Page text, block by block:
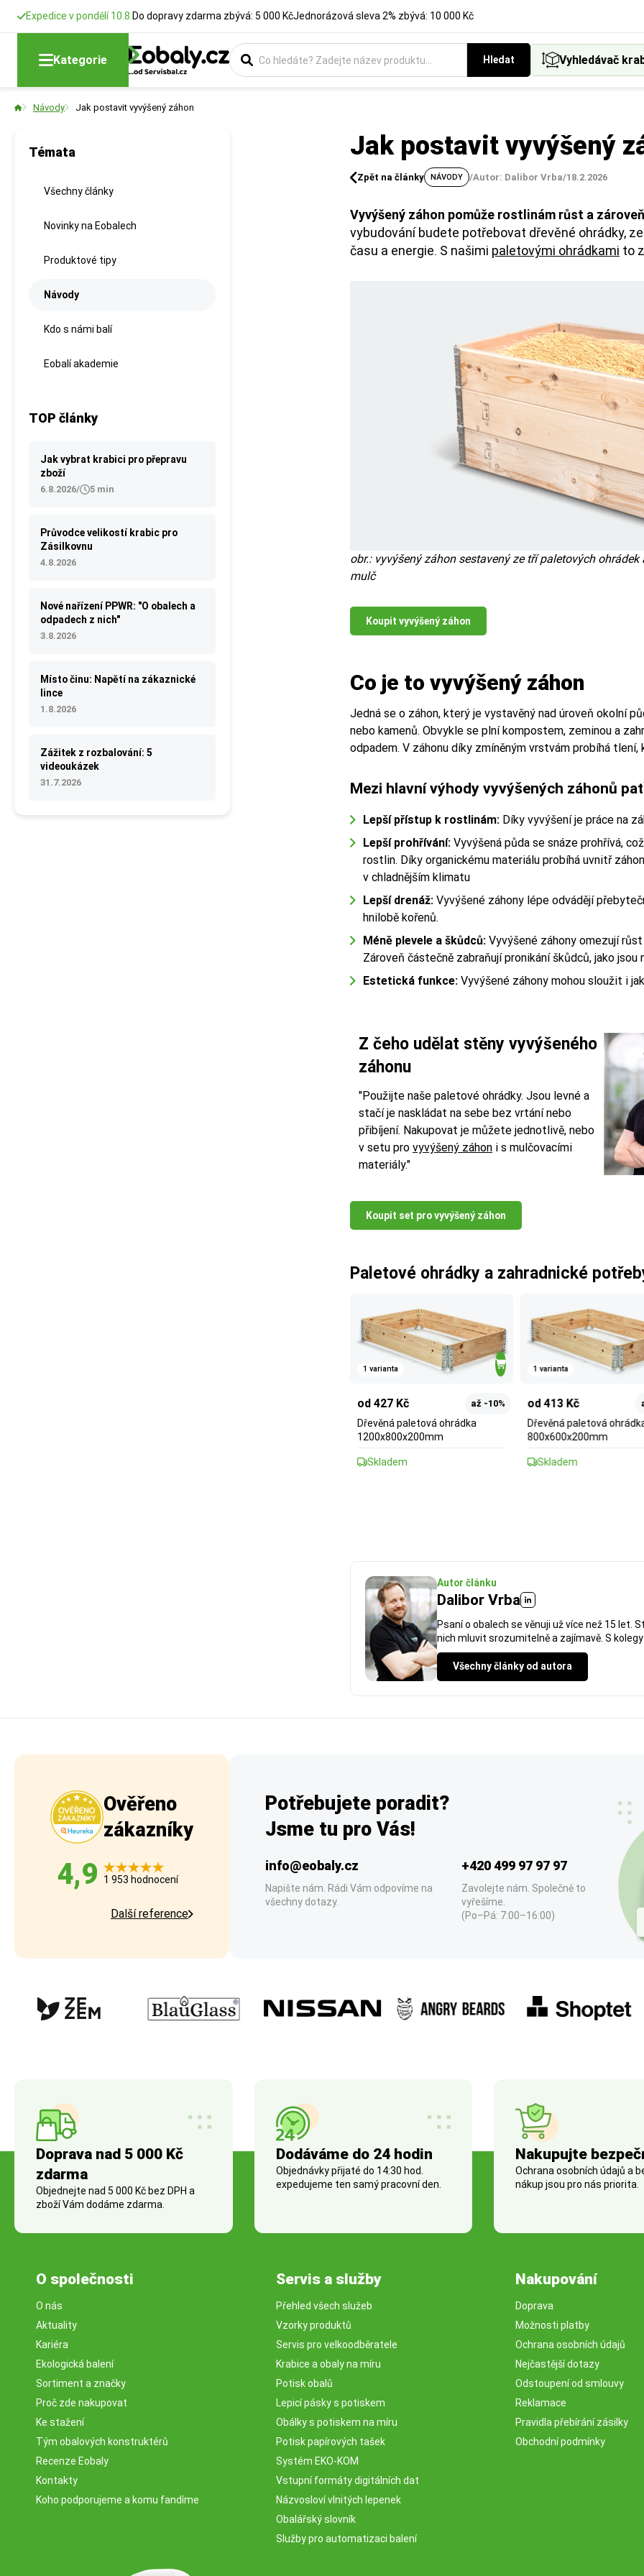
Expedice v pondělí 10.8. Do dopravy zdarma zbývá: 5 000 KčJednorázová sleva 2% zbývá: 10 000 Kč
Kategorie Hledat Vyhledávač
Návody Jak postavit vyvýšený záhon
Témata
Všechny články
Novinky na Eobalech
Produktové tipy
Návody
Kdo s námi balí
Eobalí akademie
TOP články
Jak vybrat krabici pro přepravu
zboží
6.8.2026/ 5 min
Průvodce velikostí krabic pro
Zásilkovnu
4.8.2026
Nové nařízení PPWR: "O obalech a
odpadech z nich"
3.8.2026
Místo činu: Napětí na zákaznické
lince
1.8.2026
Zážitek z rozbalování: 5
videoukázek
31.7.2026
Jak postavit vyvýšený
Zpět na články NÁVODY /Autor: Dalibor Vrba/18.2.2026
Vyvýšený záhon pomůže rostlinám růst a
vybudování budete potřebovat dřevěné ohrádky,
času a energie. S našimi paletovými ohrádkami to
obr.: vyvýšený záhon sestavený ze tří paletových
mulč
Koupit vyvýšený záhon
Co je to vyvýšený záhon
Jedná se o záhon, který je vystavěný nad úroveň okolní
nebo kamenů. Obvykle se plní kompostem, zeminou a
odpadem. V záhonu díky zmíněným vrstvám probíhá
Mezi hlavní výhody vyvýšených záhonů
Lepší přístup k rostlinám: Díky vyvýšení je práce na
Lepší prohřívání: Vyvýšená půda se snáze prohřívá,
rostlin. Díky organickému materiálu probíhá uvnitř
v chladnějším klimatu
Lepší drenáž: Vyvýšené záhony lépe odvádějí
hnilobě kořenů.
Méně plevele a škůdců: Vyvýšené záhony omezují
Zároveň částečně zabraňují pronikání škůdců, jako jsou
Estetická funkce: Vyvýšené záhony mohou sloužit i
Z čeho udělat stěny vyvýšeného
záhonu
"Použijte naše paletové ohrádky. Jsou levné a
stačí je naskládat na sebe bez vrtání nebo
přibíjení. Nakupovat je můžete jednotlivě, nebo
v setu pro vyvýšený záhon i s mulčovacími
materiály."
Koupit set pro vyvýšený záhon
Paletové ohrádky a zahradnické
1 varianta
od 427 Kč až -10%
Dřevěná paletová ohrádka
1200x800x200mm
Skladem
1 varianta
od 413 Kč
Dřevěná paletová
800x600x200mm
Skladem
Autor článku
Dalibor Vrba
Psaní o obalech se věnuji už více než 15 let.
nich mluvit srozumitelně a zajímavě. S
Všechny články od autora
Ověřeno
zákazníky
4,9 1 953 hodnocení
Další reference
Potřebujete poradit?
Jsme tu pro Vás!
info@eobaly.cz
Napište nám. Rádi Vám odpovíme na
všechny dotazy.
+420 499 97 97 97
Zavolejte nám. Společně to
vyřešíme.
(Po–Pá: 7:00–16:00)
Doprava nad 5 000 Kč
zdarma
Objednejte nad 5 000 Kč bez DPH a
zboží Vám dodáme zdarma.
Dodáváme do 24 hodin
Objednávky přijaté do 14:30 hod.
expedujeme ten samý pracovní den.
Nakupujte
Ochrana osobních údajů a
nákup jsou pro nás priorita.
O společnosti
O nás
Aktuality
Kariéra
Ekologická balení
Sortiment a značky
Proč zde nakupovat
Ke stažení
Tým obalových konstruktérů
Recenze Eobaly
Kontakty
Koho podporujeme a komu fandíme
Servis a služby
Přehled všech služeb
Vzorky produktů
Servis pro velkoodběratele
Krabice a obaly na míru
Potisk obalů
Lepicí pásky s potiskem
Obálky s potiskem na míru
Potisk papírových tašek
Systém EKO-KOM
Vstupní formáty digitálních dat
Názvosloví vlnitých lepenek
Obalářský slovník
Služby pro automatizaci balení
Nakupování
Doprava
Možnosti platby
Ochrana osobních údajů
Nejčastější dotazy
Odstoupení od smlouvy
Reklamace
Pravidla přebírání zásilky
Obchodní podmínky